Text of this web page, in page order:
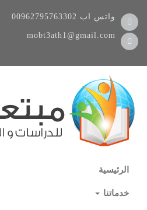
00962795763302 واتس اب
mobt3ath1@gmail.com
الرئيسية
خدماتنا